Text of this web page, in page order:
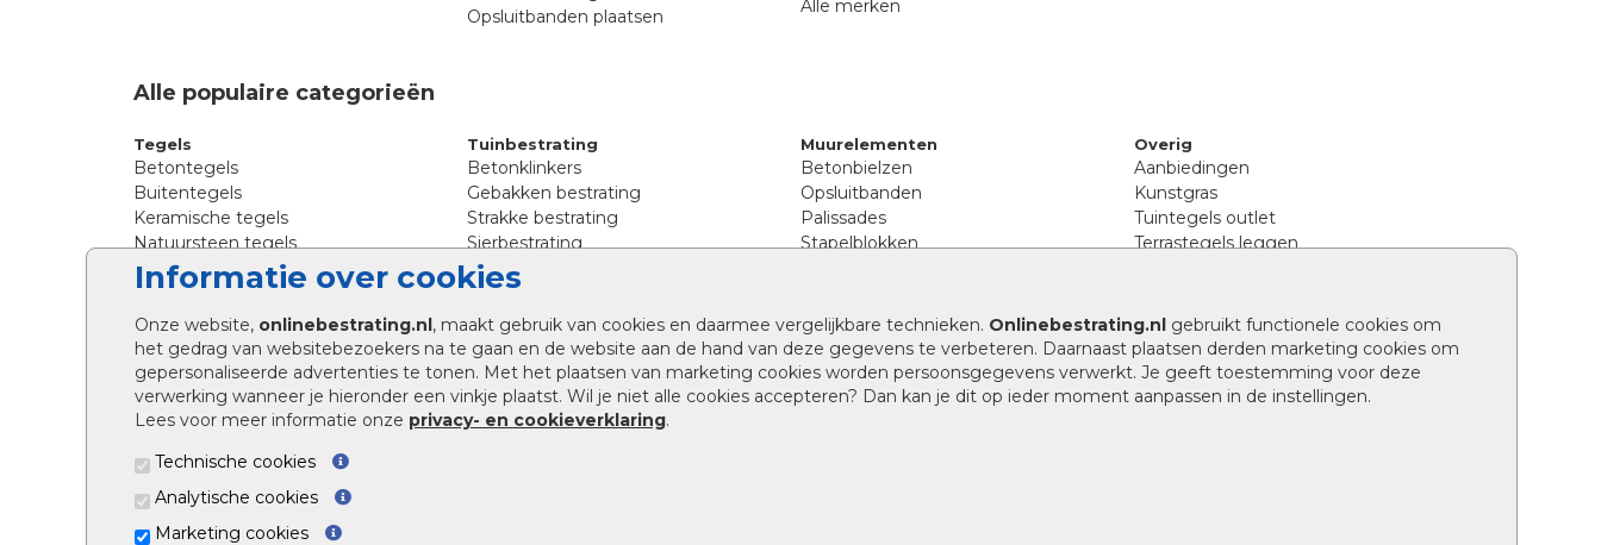
Informatie over cookies
Onze website, onlinebestrating.nl, maakt gebruik van cookies en daarmee vergelijkbare technieken. Onlinebestrating.nl gebruikt functionele cookies om
het gedrag van websitebezoekers na te gaan en de website aan de hand van deze gegevens te verbeteren. Daarnaast plaatsen derden marketing cookies om
gepersonaliseerde advertenties te tonen. Met het plaatsen van marketing cookies worden persoonsgegevens verwerkt. Je geeft toestemming voor deze
verwerking wanneer je hieronder een vinkje plaatst. Wil je niet alle cookies accepteren? Dan kan je dit op ieder moment aanpassen in de instellingen.
Lees voor meer informatie onze privacy- en cookieverklaring.
Technische cookies
Analytische cookies
Marketing cookies
Opsluitbanden plaatsen
Alle merken
Alle populaire categorieën
Tegels
Betontegels
Buitentegels
Keramische tegels
Natuursteen tegels
Siertegels
Stoeptegels
Straattegels
Terrastegels
Tuintegels
Tuinbestrating
Betonklinkers
Gebakken bestrating
Strakke bestrating
Sierbestrating
Straatklinkers
Straatstenen
Trommelstenen
Tuinstenen
Waalformaat
Wildverband bestrating
Kingstones
Muurelementen
Betonbielzen
Opsluitbanden
Palissades
Stapelblokken
Afwatering en diversen
Beplantings en betonelementen
Split, grind en zand
Oprit tegels
Overig
Aanbiedingen
Kunstgras
Tuintegels outlet
Terrastegels leggen
Legpatronen betonstenen
Hoe betonstenen onderhouden
Aanlegtips voor betonstenen
Verschil betontegels en keramische